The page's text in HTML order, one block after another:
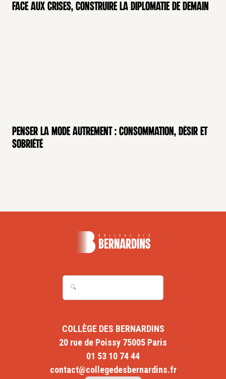
GÉOPOLITIQUE
Face aux crises, construire la diplomatie de demain
MODE
Penser la mode autrement : consommation, désir et
sobriété
COLLÈGE DES BERNARDINS
20 rue de Poissy 75005 Paris
01 53 10 74 44
contact@collegedesbernardins.fr